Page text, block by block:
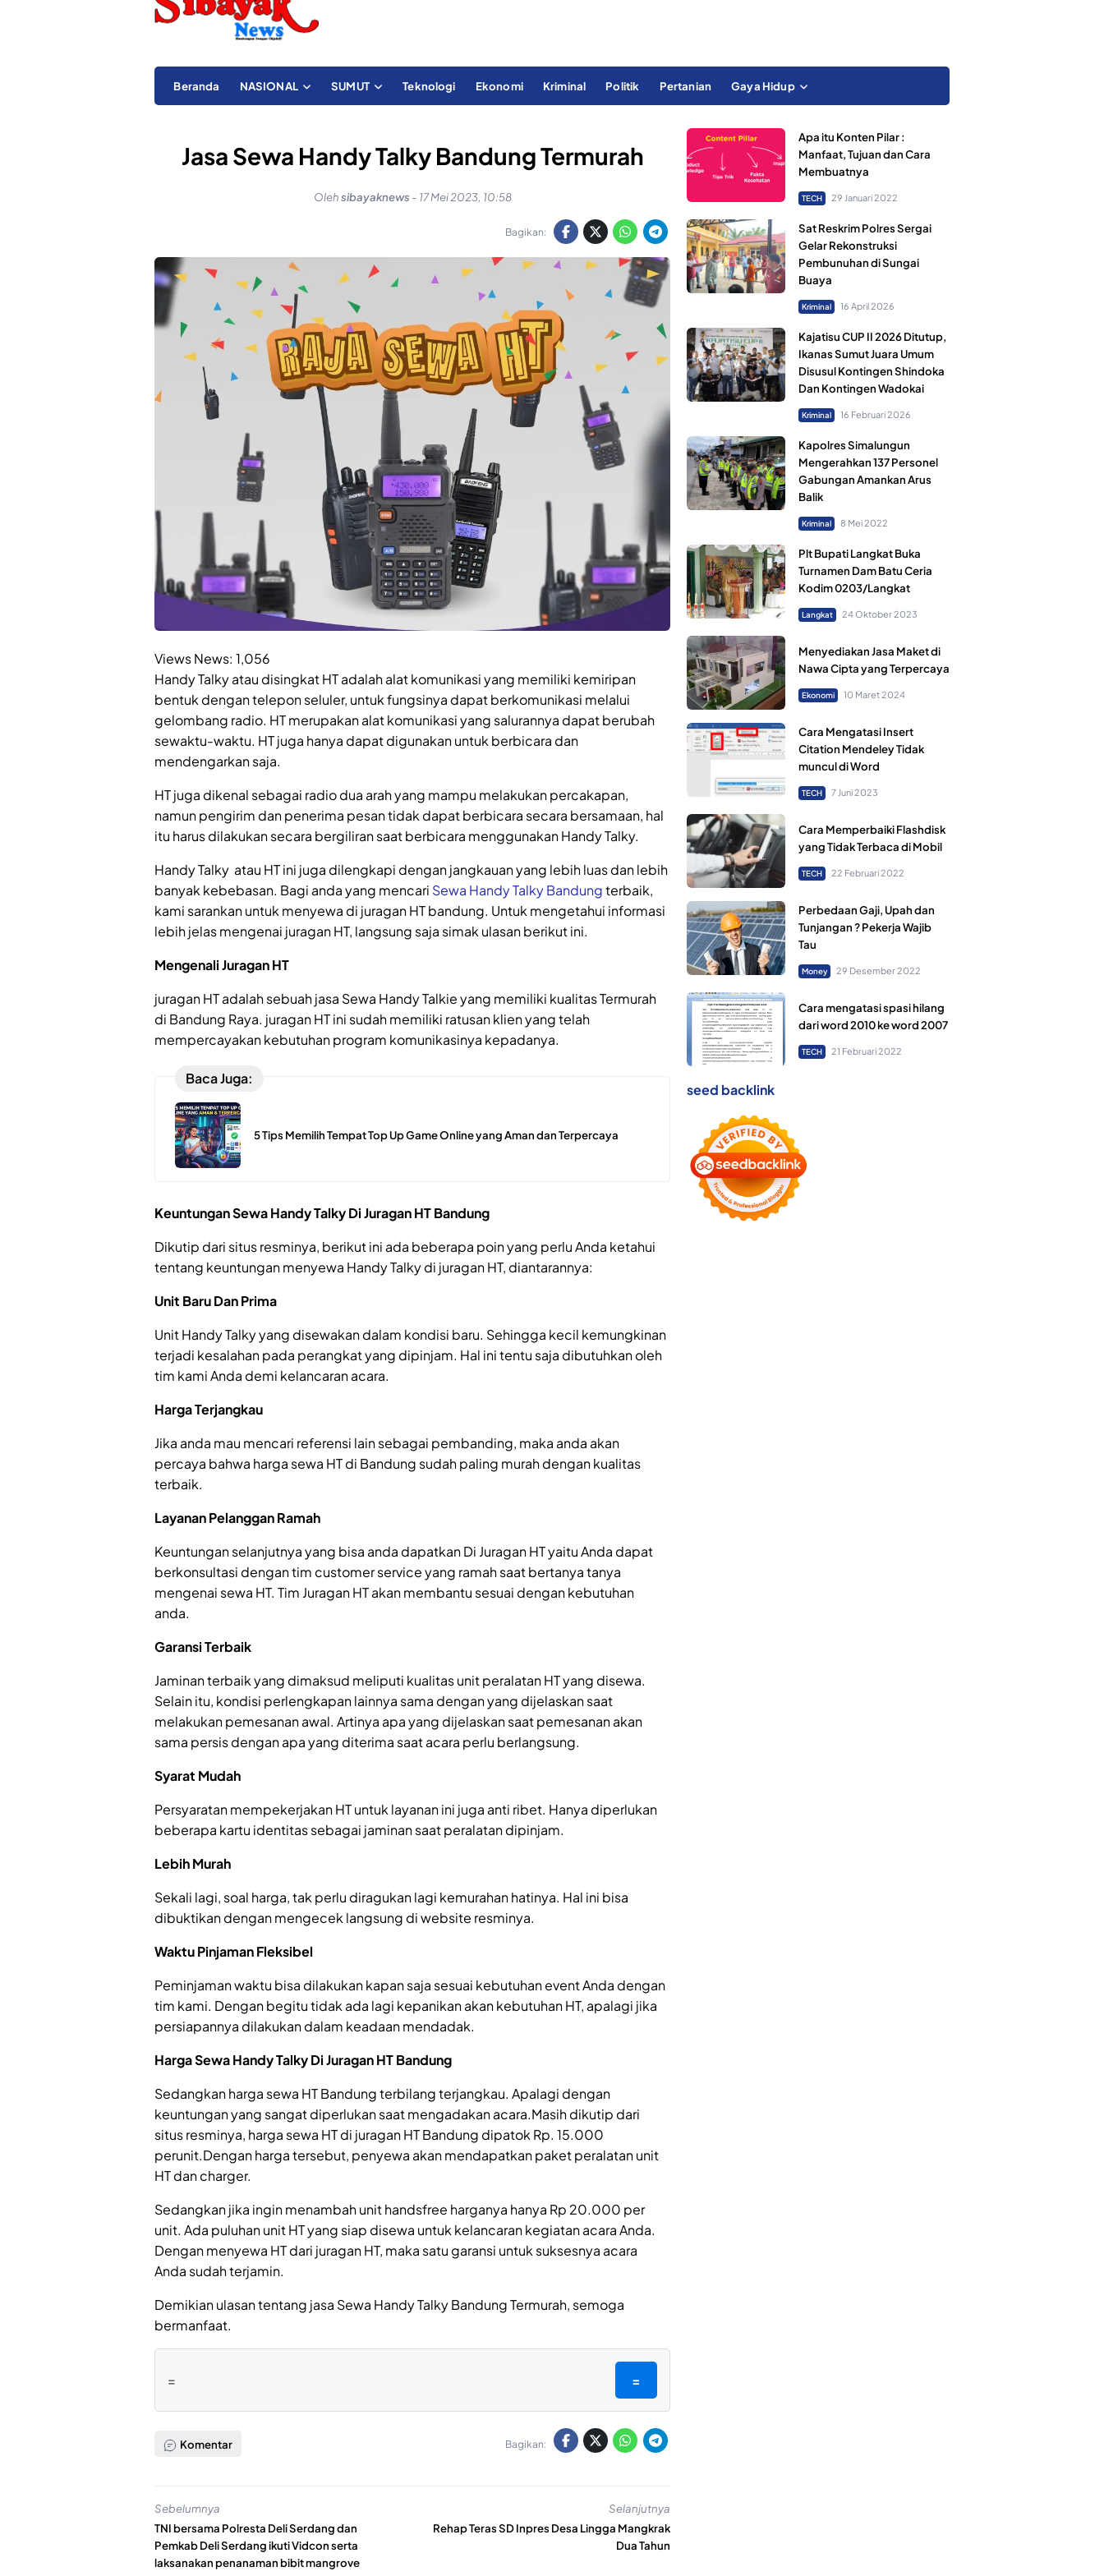
Beranda NASIONAL SUMUT Teknologi Ekonomi Kriminal Politik Pertanian Gaya Hidup
Jasa Sewa Handy Talky Bandung Termurah
Olehsibayaknews - 17 Mei 2023, 10:58
Bagikan:
Views News: 1,056
Handy Talky atau disingkat HT adalah alat komunikasi yang memiliki kemiripan
bentuk dengan telepon seluler, untuk fungsinya dapat berkomunikasi melalui
gelombang radio. HT merupakan alat komunikasi yang salurannya dapat berubah
sewaktu-waktu. HT juga hanya dapat digunakan untuk berbicara dan
mendengarkan saja.
HT juga dikenal sebagai radio dua arah yang mampu melakukan percakapan,
namun pengirim dan penerima pesan tidak dapat berbicara secara bersamaan, hal
itu harus dilakukan secara bergiliran saat berbicara menggunakan Handy Talky.
Handy Talky atau HT ini juga dilengkapi dengan jangkauan yang lebih luas dan lebih
banyak kebebasan. Bagi anda yang mencari Sewa Handy Talky Bandungterbaik,
kami sarankan untuk menyewa di juragan HT bandung. Untuk mengetahui informasi
lebih jelas mengenai juragan HT, langsung saja simak ulasan berikut ini.
Mengenali Juragan HT
juragan HT adalah sebuah jasa Sewa Handy Talkie yang memiliki kualitas Termurah
di Bandung Raya. juragan HT ini sudah memiliki ratusan klien yang telah
mempercayakan kebutuhan program komunikasinya kepadanya.
Baca Juga:
5 Tips Memilih Tempat Top Up Game Online yang Aman dan Terpercaya
Keuntungan Sewa Handy Talky Di Juragan HT Bandung
Dikutip dari situs resminya, berikut ini ada beberapa poin yang perlu Anda ketahui
tentang keuntungan menyewa Handy Talky di juragan HT, diantarannya:
Unit Baru Dan Prima
Unit Handy Talky yang disewakan dalam kondisi baru. Sehingga kecil kemungkinan
terjadi kesalahan pada perangkat yang dipinjam. Hal ini tentu saja dibutuhkan oleh
tim kami Anda demi kelancaran acara.
Harga Terjangkau
Jika anda mau mencari referensi lain sebagai pembanding, maka anda akan
percaya bahwa harga sewa HT di Bandung sudah paling murah dengan kualitas
terbaik.
Layanan Pelanggan Ramah
Keuntungan selanjutnya yang bisa anda dapatkan Di Juragan HT yaitu Anda dapat
berkonsultasi dengan tim customer service yang ramah saat bertanya tanya
mengenai sewa HT. Tim Juragan HT akan membantu sesuai dengan kebutuhan
anda.
Garansi Terbaik
Jaminan terbaik yang dimaksud meliputi kualitas unit peralatan HT yang disewa.
Selain itu, kondisi perlengkapan lainnya sama dengan yang dijelaskan saat
melakukan pemesanan awal. Artinya apa yang dijelaskan saat pemesanan akan
sama persis dengan apa yang diterima saat acara perlu berlangsung.
Syarat Mudah
Persyaratan mempekerjakan HT untuk layanan ini juga anti ribet. Hanya diperlukan
beberapa kartu identitas sebagai jaminan saat peralatan dipinjam.
Lebih Murah
Sekali lagi, soal harga, tak perlu diragukan lagi kemurahan hatinya. Hal ini bisa
dibuktikan dengan mengecek langsung di website resminya.
Waktu Pinjaman Fleksibel
Peminjaman waktu bisa dilakukan kapan saja sesuai kebutuhan event Anda dengan
tim kami. Dengan begitu tidak ada lagi kepanikan akan kebutuhan HT, apalagi jika
persiapannya dilakukan dalam keadaan mendadak.
Harga Sewa Handy Talky Di Juragan HT Bandung
Sedangkan harga sewa HT Bandung terbilang terjangkau. Apalagi dengan
keuntungan yang sangat diperlukan saat mengadakan acara.Masih dikutip dari
situs resminya, harga sewa HT di juragan HT Bandung dipatok Rp. 15.000
perunit.Dengan harga tersebut, penyewa akan mendapatkan paket peralatan unit
HT dan charger.
Sedangkan jika ingin menambah unit handsfree harganya hanya Rp 20.000 per
unit. Ada puluhan unit HT yang siap disewa untuk kelancaran kegiatan acara Anda.
Dengan menyewa HT dari juragan HT, maka satu garansi untuk suksesnya acara
Anda sudah terjamin.
Demikian ulasan tentang jasa Sewa Handy Talky Bandung Termurah, semoga
bermanfaat.
= =
Komentar Bagikan:
Sebelumnya
TNI bersama Polresta Deli Serdang dan
Pemkab Deli Serdang ikuti Vidcon serta
laksanakan penanaman bibit mangrove
Selanjutnya
Rehap Teras SD Inpres Desa Lingga Mangkrak
Dua Tahun
Apa itu Konten Pilar :
Manfaat, Tujuan dan Cara
Membuatnya
TECH 29 Januari 2022
Sat Reskrim Polres Sergai
Gelar Rekonstruksi
Pembunuhan di Sungai
Buaya
Kriminal 16 April 2026
Kajatisu CUP II 2026 Ditutup,
Ikanas Sumut Juara Umum
Disusul Kontingen Shindoka
Dan Kontingen Wadokai
Kriminal 16 Februari 2026
Kapolres Simalungun
Mengerahkan 137 Personel
Gabungan Amankan Arus
Balik
Kriminal 8 Mei 2022
Plt Bupati Langkat Buka
Turnamen Dam Batu Ceria
Kodim 0203/Langkat
Langkat 24 Oktober 2023
Menyediakan Jasa Maket di
Nawa Cipta yang Terpercaya
Ekonomi 10 Maret 2024
Cara Mengatasi Insert
Citation Mendeley Tidak
muncul di Word
TECH 7 Juni 2023
Cara Memperbaiki Flashdisk
yang Tidak Terbaca di Mobil
TECH 22 Februari 2022
Perbedaan Gaji, Upah dan
Tunjangan ? Pekerja Wajib
Tau
Money 29 Desember 2022
Cara mengatasi spasi hilang
dari word 2010 ke word 2007
TECH 21 Februari 2022
seed backlink